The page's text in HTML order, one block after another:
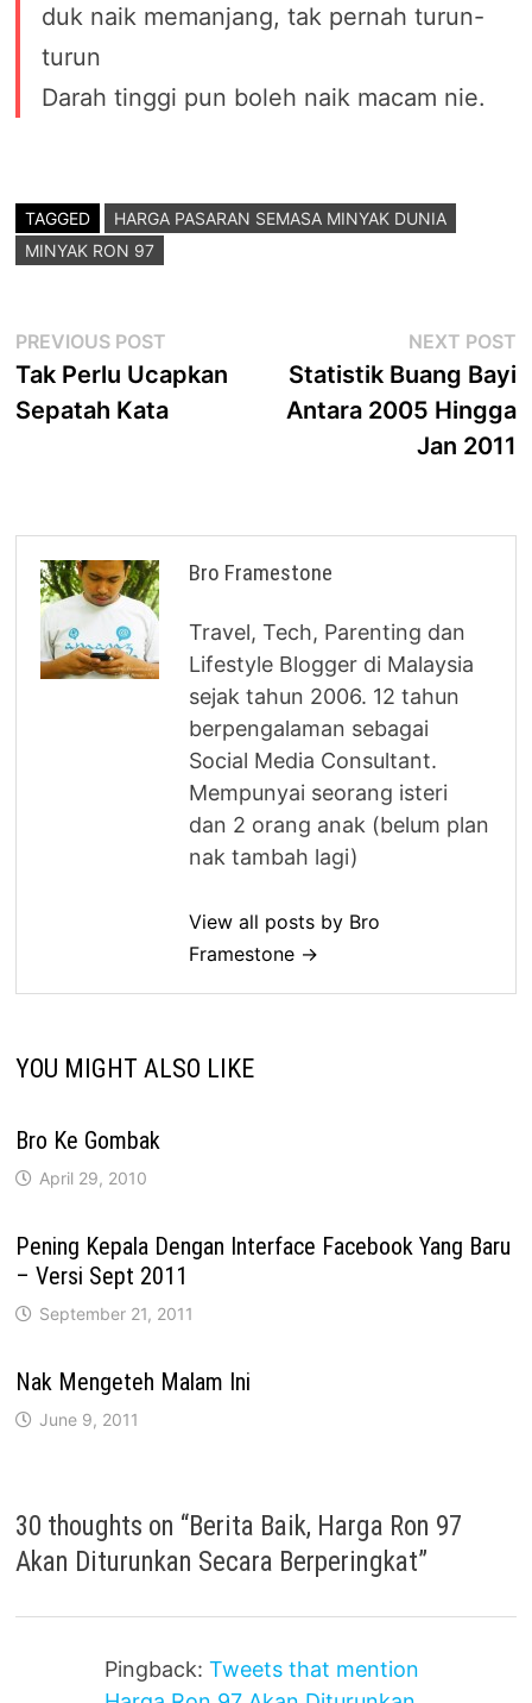
duk naik memanjang, tak pernah turun-
turun
Darah tinggi pun boleh naik macam nie.
TAGGED
HARGA PASARAN SEMASA MINYAK DUNIA
MINYAK RON 97
Post
navigation
PREVIOUS POST
post:
Tak Perlu Ucapkan
Sepatah Kata
NEXT POST
Statistik Buang Bayi
Antara 2005 Hingga
Jan 2011
Bro Framestone
Travel, Tech, Parenting dan
Lifestyle Blogger di Malaysia
sejak tahun 2006. 12 tahun
berpengalaman sebagai
Social Media Consultant.
Mempunyai seorang isteri
dan 2 orang anak (belum plan
nak tambah lagi)
View all posts by Bro
Framestone →
YOU MIGHT ALSO LIKE
Bro Ke Gombak
April 29, 2010
Pening Kepala Dengan Interface Facebook Yang Baru
– Versi Sept 2011
September 21, 2011
Nak Mengeteh Malam Ini
June 9, 2011
30 thoughts on “Berita Baik, Harga Ron 97
Akan Diturunkan Secara Berperingkat”
Pingback:Tweets that mention